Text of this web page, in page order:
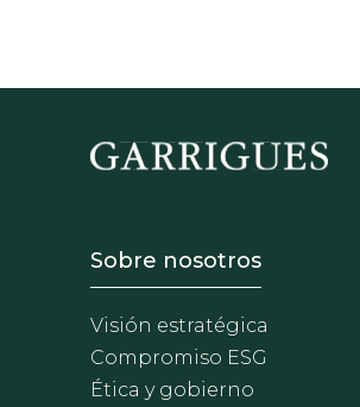
Footer - Sobre
Sobre nosotros
Visión estratégica
Compromiso ESG
Ética y gobierno